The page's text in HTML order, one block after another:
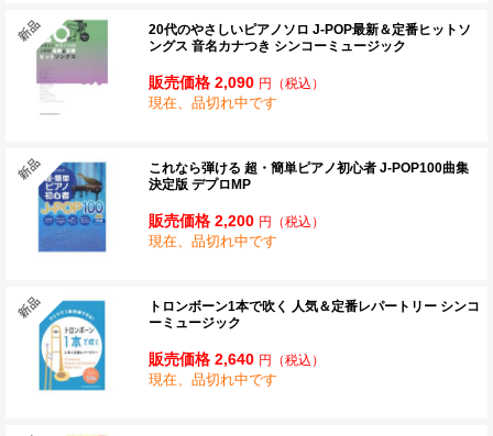
20代のやさしいピアノソロ J-POP最新＆定番ヒットソ
ングス 音名カナつき シンコーミュージック
販売価格 2,090 円 （税込）
現在、品切れ中です
これなら弾ける 超・簡単ピアノ初心者 J-POP100曲集
決定版 デプロMP
販売価格 2,200 円 （税込）
現在、品切れ中です
トロンボーン1本で吹く 人気＆定番レパートリー シンコ
ーミュージック
販売価格 2,640 円 （税込）
現在、品切れ中です